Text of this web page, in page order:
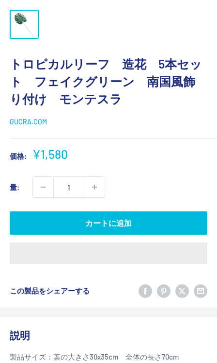
トロピカルリーフ 造花 5本セッ
ト フェイクグリーン 南国風飾
り付け モンテスラ
GUCRA.COM
価格:
販
価
格
¥1,580
量:
カートに追加
この製品をシェアーする
説明
製品サイズ：葉の大きさ30x35cm 全体の長さ70cm